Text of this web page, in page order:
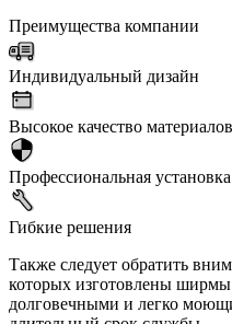
Преимущества компании
Индивидуальный дизайн
Высокое качество материалов
Профессиональная установка
Гибкие решения
Также следует обратить
которых изготовлены
долговечными и легко